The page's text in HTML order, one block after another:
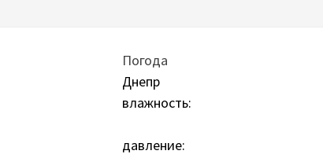
Погода
Днепр
влажность:
давление: